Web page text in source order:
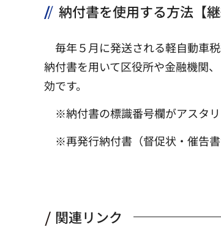
納付書を使用する方法【
毎年５月に発送される軽自動車
納付書を用いて区役所や金融機関
効です。
※納付書の標識番号欄がアスタ
※再発行納付書（督促状・催告
関連リンク